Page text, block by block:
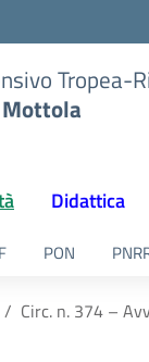
Tropea-
Mottola
Didattica
PON
Circ. n. 374 –